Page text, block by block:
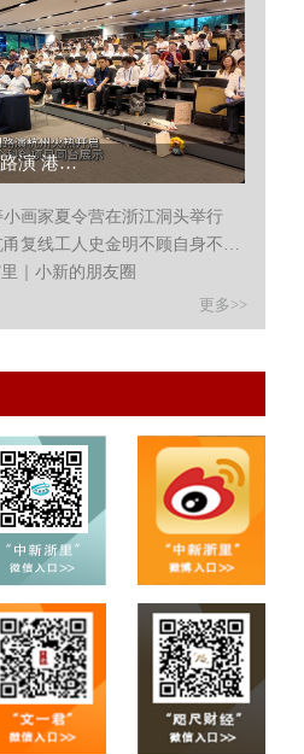
百项科创项目同台路演 港澳青年浙里寻机遇...
画家夏令营在浙江洞头举行
宁波少年失足落水 杭甬复线工人史金明不顾自身不适奋勇救
｜小新的朋友圈
更多>>